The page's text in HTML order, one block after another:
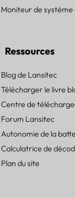
Moniteur de
Ressources
Blog de Lansitec
Télécharger le livre
Centre de
Forum Lansitec
Autonomie de la
Calculatrice de
Plan du site